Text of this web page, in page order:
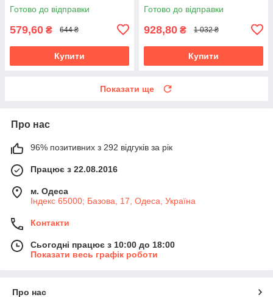
Готово до відправки
579,60 ₴ 644 ₴
Купити
Готово до відправки
928,80 ₴ 1 032 ₴
Купити
Показати ще
Про нас
96% позитивних з 292 відгуків за рік
Працює з 22.08.2016
м. Одеса
Індекс 65000; Базова, 17, Одеса, Україна
Контакти
Сьогодні працює з 10:00 до 18:00
Показати весь графік роботи
Про нас